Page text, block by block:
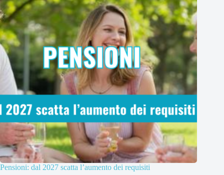
Pensioni: dal 2027 scatta l’aumento dei requisiti